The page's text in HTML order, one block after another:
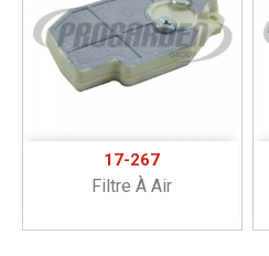
17-267
Filtre À Air